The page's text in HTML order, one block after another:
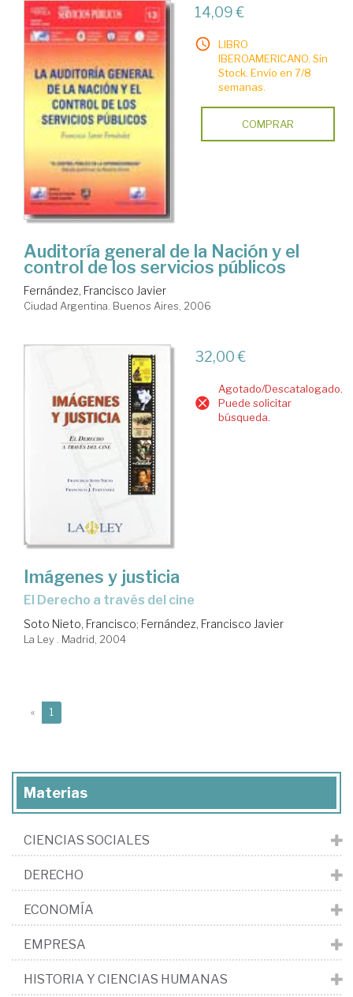
14,09 €
LIBRO
IBEROAMERICANO. Sin
Stock. Envío en 7/8
semanas.
COMPRAR
Auditoría general de la Nación y el
control de los servicios públicos
Fernández, Francisco Javier
Ciudad Argentina. Buenos Aires, 2006
32,00 €
Agotado/Descatalogado.
Puede solicitar
búsqueda.
Imágenes y justicia
el Derecho a través del cine
Soto Nieto, Francisco; Fernández, Francisco Javier
La Ley . Madrid, 2004
« 1
Materias
CIENCIAS SOCIALES
DERECHO
ECONOMÍA
EMPRESA
HISTORIA Y CIENCIAS HUMANAS